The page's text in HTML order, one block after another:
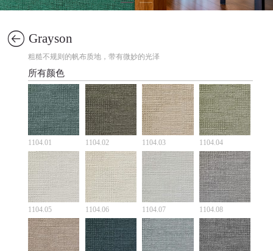
Grayson
粗糙不规则的帆布质地，带有微妙的光泽
所有颜色
1104.01 1104.02 1104.03 1104.04
1104.05 1104.06 1104.07 1104.08